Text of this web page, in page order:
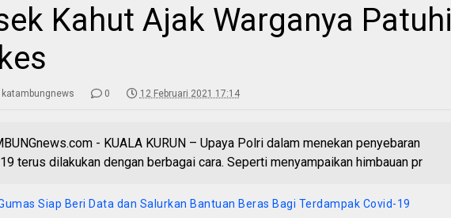
Kahut Ajak Warganya Patuhi
0 12 Februari 2021 17:14
- KUALA KURUN – Upaya Polri dalam menekan penyebaran
terus dilakukan dengan berbagai cara. Seperti menyampaikan himbauan pr
Siap Beri Data dan Salurkan Bantuan Beras Bagi Terdampak Covid-19